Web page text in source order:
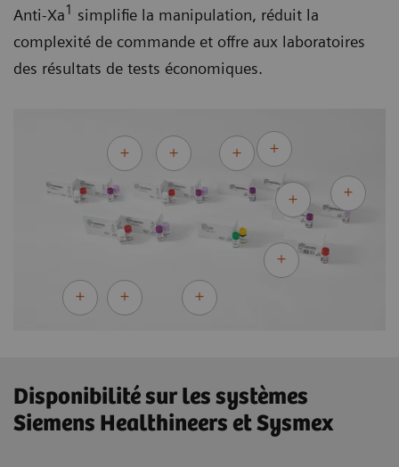
Anti-Xa1 simplifie la manipulation, réduit la
complexité de commande et offre aux laboratoires
des résultats de tests économiques.
Disponibilité sur les systèmes
Siemens Healthineers et Sysmex